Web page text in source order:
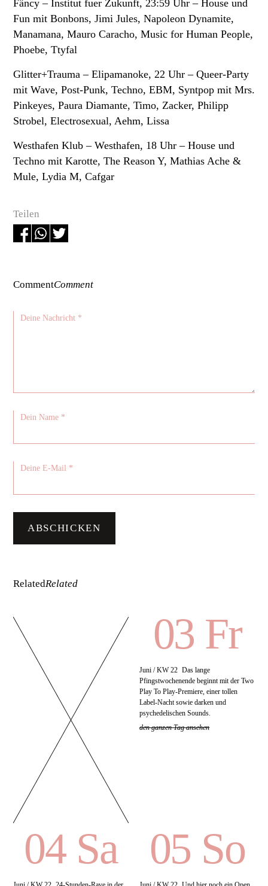
Teilen
Fäncy –Institut fuer Zukunft, 23:59 Uhr – House und
Fun mit Bonbons, Jimi Jules, Napoleon Dynamite,
Manamana, Mauro Caracho, Music for Human People,
Phoebe, Ttyfal
Glitter+Trauma – Elipamanoke, 22 Uhr – Queer-Party
mit Wave, Post-Punk, Techno, EBM, Syntpop mit Mrs.
Pinkeyes, Paura Diamante, Timo, Zacker, Philipp
Strobel, Electrosexual, Aehm, Lissa
Westhafen Klub – Westhafen, 18 Uhr – House und
Techno mit Karotte, The Reason Y, Mathias Ache &
Mule, Lydia M, Cafgar
CommentComment
RelatedRelated
03 Fr
Juni / KW 22 Das lange
Pfingstwochenende beginnt mit der Two
Play To Play-Premiere, einer tollen
Label-Nacht sowie darken und
psychedelischen Sounds.
den ganzen Tag ansehen
05 So
04 Sa